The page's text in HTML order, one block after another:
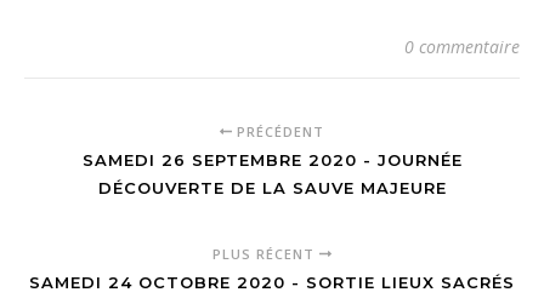
0 commentaire
PRÉCÉDENT
SAMEDI 26 SEPTEMBRE 2020 - JOURNÉE
DÉCOUVERTE DE LA SAUVE MAJEURE
PLUS RÉCENT
SAMEDI 24 OCTOBRE 2020 - SORTIE LIEUX SACRÉS